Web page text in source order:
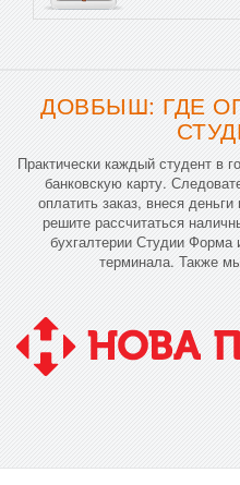
ДОВБЫШ: ГДЕ
Практически каждый студент в
банковскую карту.
оплатить заказ, внеся
решите рассчитаться
бухгалтерии Студии
терминала. Также